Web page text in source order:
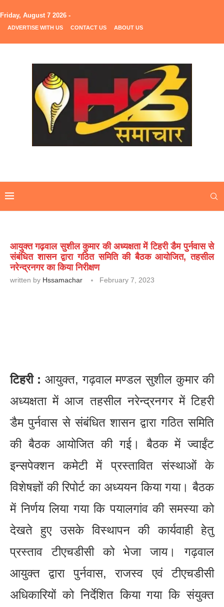
Friday, August 7 2026 -
ADVERTISE WITH US CONTACT US ABOUT US
आयुक्त गढ़वाल सुशील कुमार की अध्यक्षता में टिहरी डैम पुर्नवास से
संबंधित शासन द्वारा गठित समिति की बैठक आयोजित, तहसील
नरेन्द्रनगर का किया निरीक्षण
written by Hssamachar February 7, 2023
टिहरी : आयुक्त, गढ़वाल मण्डल सुशील कुमार की
अध्यक्षता में आज तहसील नरेन्द्रनगर में टिहरी
डैम पुर्नवास से संबंधित शासन द्वारा गठित समिति
की बैठक आयोजित की गई। बैठक में ज्वाईंट
इन्सपेक्शन कमेटी में प्रस्तावित संस्थाओं के
विशेषज्ञों की रिपोर्ट का अध्ययन किया गया। बैठक
में निर्णय लिया गया कि पयालगांव की समस्या को
देखते हुए उसके विस्थापन की कार्यवाही हेतु
प्रस्ताव टीएचडीसी को भेजा जाय। गढ़वाल
आयुक्त द्वारा पुर्नवास, राजस्व एवं टीएचडीसी
अधिकारियों को निर्देशित किया गया कि संयुक्त